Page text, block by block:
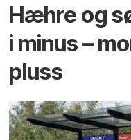
Hæhre og
i minus –
pluss